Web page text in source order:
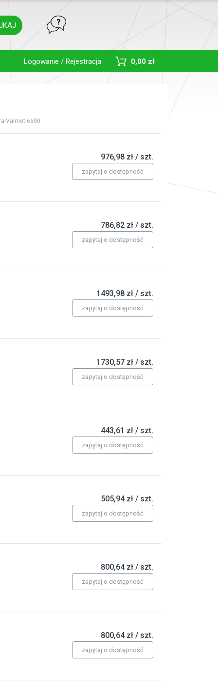
Logowanie / Rejestracja 0,00 zł
Valmet 6600
976,98 zł / szt.
zapytaj o dostępność
786,82 zł / szt.
zapytaj o dostępność
1493,98 zł / szt.
zapytaj o dostępność
1730,57 zł / szt.
zapytaj o dostępność
443,61 zł / szt.
zapytaj o dostępność
505,94 zł / szt.
zapytaj o dostępność
800,64 zł / szt.
zapytaj o dostępność
800,64 zł / szt.
zapytaj o dostępność